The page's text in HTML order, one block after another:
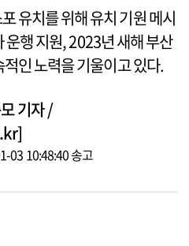
유치를 위해 유치 기원 메시
운행 지원, 2023년 새해 부산
인 노력을 기울이고 있다.
기자 /
03 10:48:40 송고